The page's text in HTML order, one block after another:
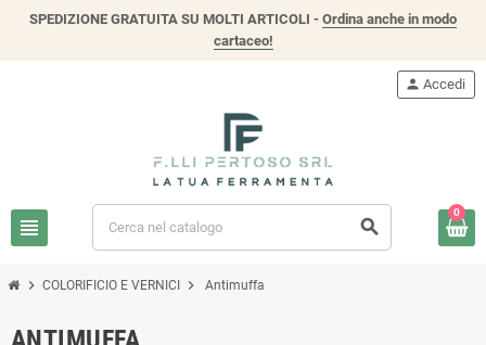
SPEDIZIONE GRATUITA SU MOLTI ARTICOLI - Ordina anche in modo
cartaceo!
view_headline search
person Accedi
0
chevron_right COLORIFICIO E VERNICI chevron_right Antimuffa